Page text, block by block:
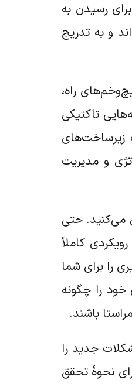
رسیدن به
و به تدریج
راه،
تاکتیکی
زیرساخت‌های
و مدیریت
می‌کنید. حتی
کاملاً
را برای شما
خود را چگونه
باشند.
جدید را
نحوۀ تحقق